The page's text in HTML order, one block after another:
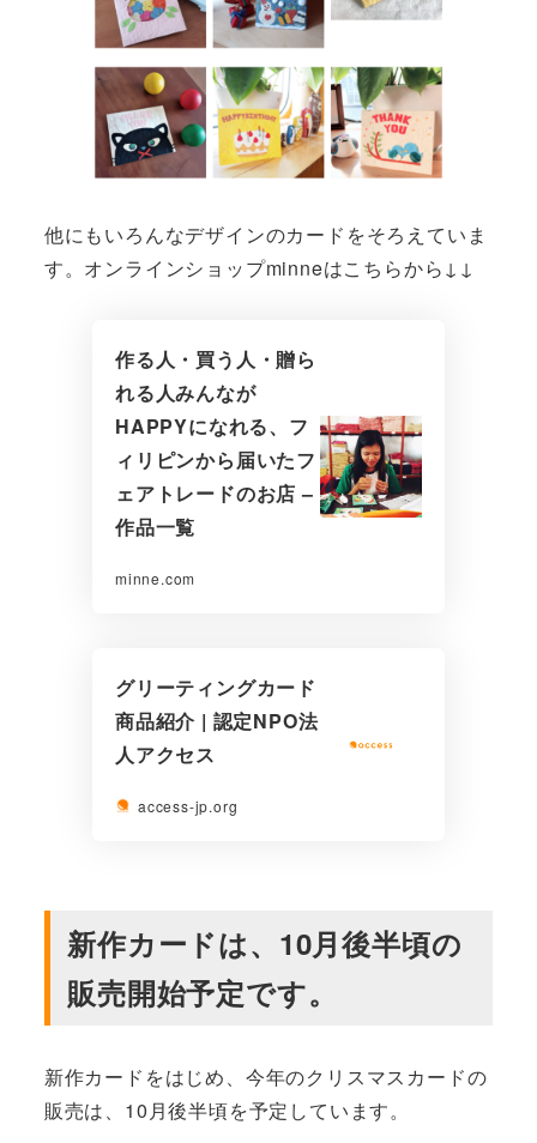
他にもいろんなデザインのカードをそろえていま
す。オンラインショップminneはこちらから↓↓
作る人・買う人・贈ら
れる人みんなが
HAPPYになれる、フ
ィリピンから届いたフ
ェアトレードのお店 –
作品一覧
minne.com
グリーティングカード
商品紹介 | 認定NPO法
人アクセス
access-jp.org
新作カードは、10月後半頃の
販売開始予定です。
新作カードをはじめ、今年のクリスマスカードの
販売は、10月後半頃を予定しています。